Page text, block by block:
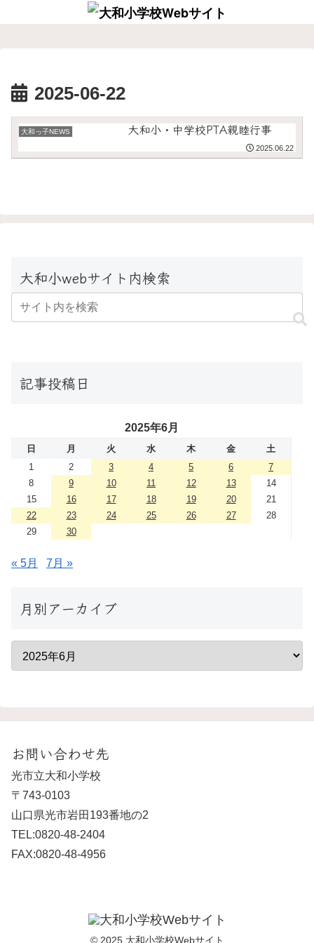
2025-06-22
大和っ子NEWS 大和小・中学校PTA親睦行事
2025.06.22
大和小webサイト内検索
記事投稿日
2025年6月
日 月 火 水 木 金
土
1
2 3 4 5 6
7
8
9 10 11 12 13
14
15
16 17 18 19 20
21
22
23 24 25 26 27
28
29
30
« 5月 7月 »
月別アーカイブ
お問い合わせ先
光市立大和小学校
〒743-0103
山口県光市岩田193番地の2
TEL:0820-48-2404
FAX:0820-48-4956
© 2025 大和小学校Webサイト